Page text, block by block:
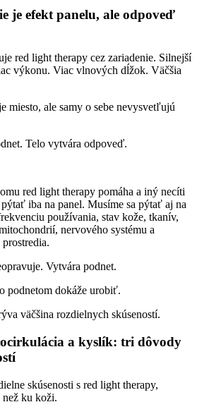
je efekt panelu, ale odpoveď
red light therapy cez zariadenie. Silnejší
výkonu. Viac vlnových dĺžok. Väčšia
miesto, ale samy o sebe nevysvetľujú
Telo vytvára odpoveď.
red light therapy pomáha a iný necíti
iba na panel. Musíme sa pýtať aj na
používania, stav kože, tkanív,
nervového systému a
Vytvára podnet.
podnetom dokáže urobiť.
väčšina rozdielnych skúseností.
a kyslík: tri dôvody
skúsenosti s red light therapy,
ku koži.